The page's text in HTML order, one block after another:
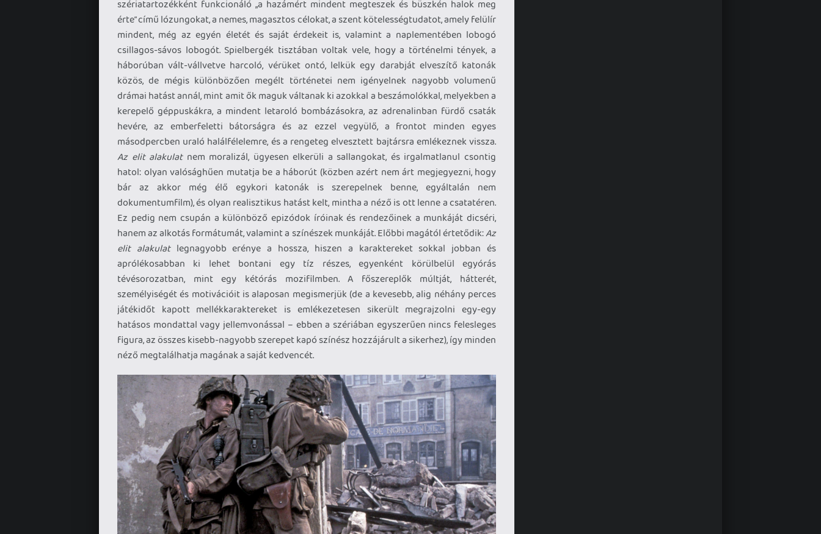
szériatartozékként funkcionáló „a hazámért mindent megteszek és büszkén halok meg
érte” című lózungokat, a nemes, magasztos célokat, a szent kötelességtudatot, amely felülír
mindent, még az egyén életét és saját érdekeit is, valamint a naplementében lobogó
csillagos-sávos lobogót. Spielbergék tisztában voltak vele, hogy a történelmi tények, a
háborúban vált-vállvetve harcoló, vérüket ontó, lelkük egy darabját elveszítő katonák
közös, de mégis különbözően megélt történetei nem igényelnek nagyobb volumenű
drámai hatást annál, mint amit ők maguk váltanak ki azokkal a beszámolókkal, melyekben a
kerepelő géppuskákra, a mindent letaroló bombázásokra, az adrenalinban fürdő csaták
hevére, az emberfeletti bátorságra és az ezzel vegyülő, a frontot minden egyes
másodpercben uraló halálfélelemre, és a rengeteg elvesztett bajtársra emlékeznek vissza.
Az elit alakulatnem moralizál, ügyesen elkerüli a sallangokat, és irgalmatlanul csontig
hatol: olyan valósághűen mutatja be a háborút (közben azért nem árt megjegyezni, hogy
bár az akkor még élő egykori katonák is szerepelnek benne, egyáltalán nem
dokumentumfilm), és olyan realisztikus hatást kelt, mintha a néző is ott lenne a csatatéren.
Ez pedig nem csupán a különböző epizódok íróinak és rendezőinek a munkáját dicséri,
hanem az alkotás formátumát, valamint a színészek munkáját. Előbbi magától értetődik:Az
elit alakulatlegnagyobb erénye a hossza, hiszen a karaktereket sokkal jobban és
aprólékosabban ki lehet bontani egy tíz részes, egyenként körülbelül egyórás
tévésorozatban, mint egy kétórás mozifilmben. A főszereplők múltját, hátterét,
személyiségét és motivációit is alaposan megismerjük (de a kevesebb, alig néhány perces
játékidőt kapott mellékkaraktereket is emlékezetesen sikerült megrajzolni egy-egy
hatásos mondattal vagy jellemvonással – ebben a szériában egyszerűen nincs felesleges
figura, az összes kisebb-nagyobb szerepet kapó színész hozzájárult a sikerhez), így minden
néző megtalálhatja magának a saját kedvencét.